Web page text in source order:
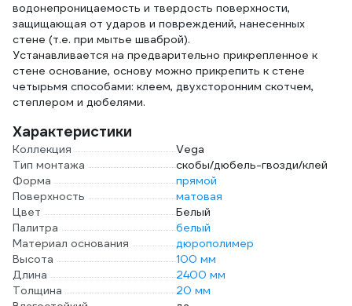
водонепроницаемость и твердость поверхности,
защищающая от ударов и повреждений, нанесенных
стене (т.е. при мытье шваброй).
Устанавливается на предварительно прикрепленное к
стене основание, основу можно прикрепить к стене
четырьмя способами: клеем, двухсторонним скотчем,
степлером и дюбелями.
Характеристики
Коллекция
Vega
Тип монтажа
скобы/дюбель-гвозди/клей
Форма
прямой
Поверхность
матовая
Цвет
Белый
Палитра
белый
Материал основания
дюрополимер
Высота
100 мм
Длина
2400 мм
Толщина
20 мм